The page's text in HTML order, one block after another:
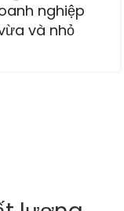
nghiệp
và nhỏ